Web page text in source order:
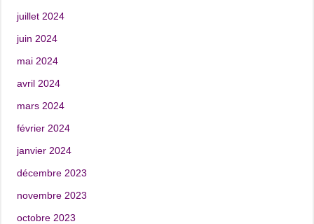
juillet 2024
juin 2024
mai 2024
avril 2024
mars 2024
février 2024
janvier 2024
décembre 2023
novembre 2023
octobre 2023